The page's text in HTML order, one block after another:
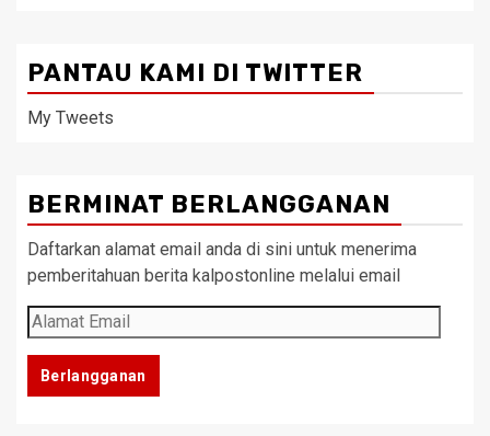
PANTAU KAMI DI TWITTER
My Tweets
BERMINAT BERLANGGANAN
Daftarkan alamat email anda di sini untuk menerima
pemberitahuan berita kalpostonline melalui email
Alamat
Email
Berlangganan